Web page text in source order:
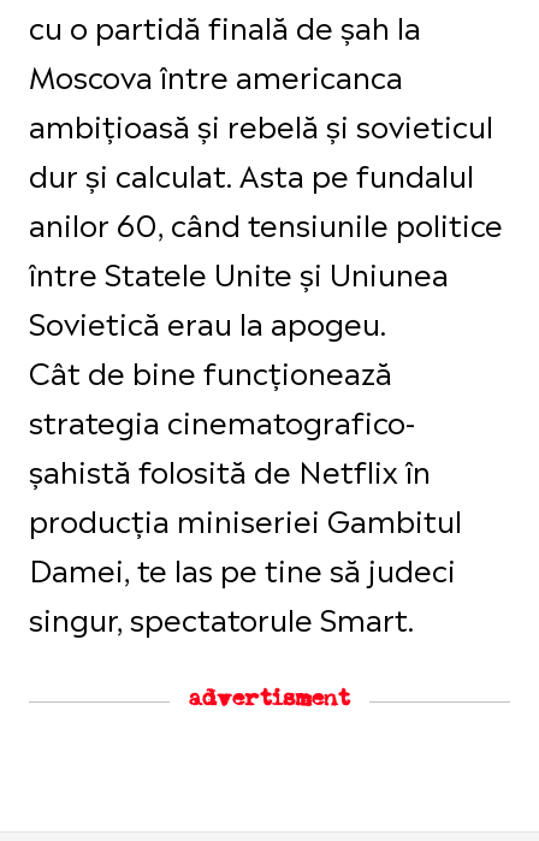
cu o partidă finală de șah la
Moscova între americanca
ambițioasă și rebelă și sovieticul
dur și calculat. Asta pe fundalul
anilor 60, când tensiunile politice
între Statele Unite și Uniunea
Sovietică erau la apogeu.
Cât de bine funcționează
strategia cinematografico-
șahistă folosită de Netflix în
producția miniseriei Gambitul
Damei, te las pe tine să judeci
singur, spectatorule Smart.
advertisment